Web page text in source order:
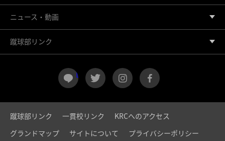
LINE twitter instagram
ニュース・動画
蹴球部リンク
蹴球部リンク 一貫校リンク
KRCへのアクセス
グランドマップ
サイトについて プライバシーポリシー